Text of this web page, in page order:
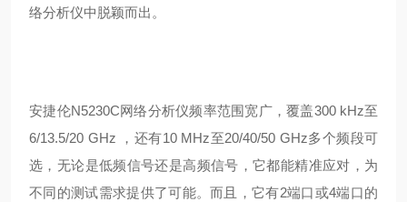
络分析仪中脱颖而出。
安捷伦N5230C网络分析仪频率范围宽广，覆盖300 kHz至
6/13.5/20 GHz ，还有10 MHz至20/40/50 GHz多个频段可
选，无论是低频信号还是高频信号，它都能精准应对，为
不同的测试需求提供了可能。而且，它有2端口或4端口的